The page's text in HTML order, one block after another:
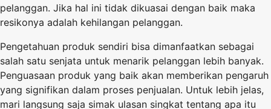
pelanggan. Jika hal ini tidak dikuasai dengan baik maka
resikonya adalah kehilangan pelanggan.
Pengetahuan produk sendiri bisa dimanfaatkan sebagai
salah satu senjata untuk menarik pelanggan lebih banyak.
Penguasaan produk yang baik akan memberikan pengaruh
yang signifikan dalam proses penjualan. Untuk lebih jelas,
mari langsung saja simak ulasan singkat tentang apa itu